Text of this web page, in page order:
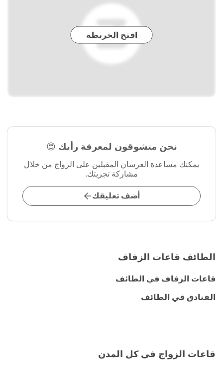
افتح الخريطة
نحن متشوقون لمعرفة رأيك 😍
يمكنك مساعدة العرسان المقبلين على الزواج من خلال
مشاركة تجربتك.
أضف تعليقك
الطائف قاعات الزفاف
قاعات الزفاف في الطائف
الفنادق في الطائف
قاعات الزواج في كل المدن